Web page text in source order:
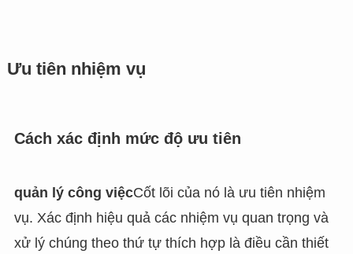
Ưu tiên nhiệm vụ
Cách xác định mức độ ưu tiên
quản lý công việcCốt lõi của nó là ưu tiên nhiệm
vụ. Xác định hiệu quả các nhiệm vụ quan trọng và
xử lý chúng theo thứ tự thích hợp là điều cần thiết